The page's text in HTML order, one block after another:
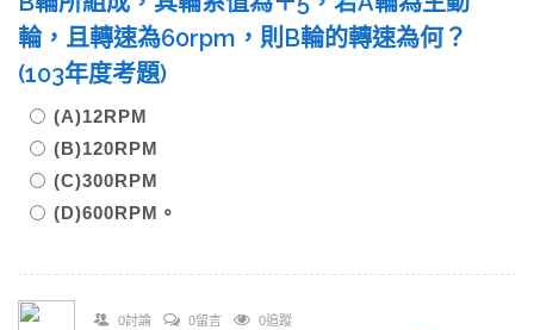
輪，且轉速為60rpm，則B輪的轉速為何？
(103年度考題)
(A)12RPM
(B)120RPM
(C)300RPM
(D)600RPM。
0討論 0留言 0追蹤